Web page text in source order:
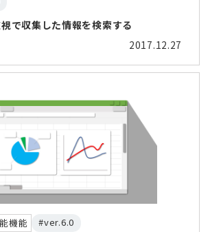
で収集した情報を検索する
2017.12.27
機能 #ver.6.0